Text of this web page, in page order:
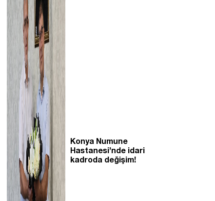
Konya Numune
Hastanesi’nde idari
kadroda değişim!